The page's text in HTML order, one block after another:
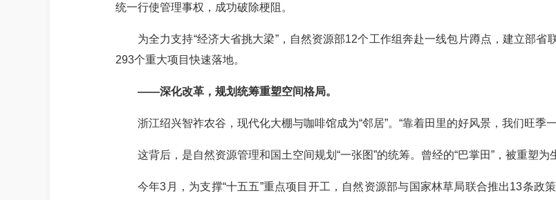
统一行使管理事权，成功破除梗阻。
为全力支持“经济大省挑大梁”，自然资源部12个工作组奔赴一线包片蹲点，建立部
293个重大项目快速落地。
——深化改革，规划统筹重塑空间格局。
浙江绍兴智祚农谷，现代化大棚与咖啡馆成为“邻居”。“靠着田里的好风景，我们旺季
这背后，是自然资源管理和国土空间规划 “一张图”的统筹。曾经的“巴掌田”，被重塑
今年3月，为支撑“十五五”重点项目开工，自然资源部与国家林草局联合推出13条政